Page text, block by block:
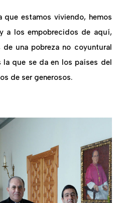
estamos viviendo, hemos
a los empobrecidos de aquí,
una pobreza no coyuntural
que se da en los países del
de ser generosos.